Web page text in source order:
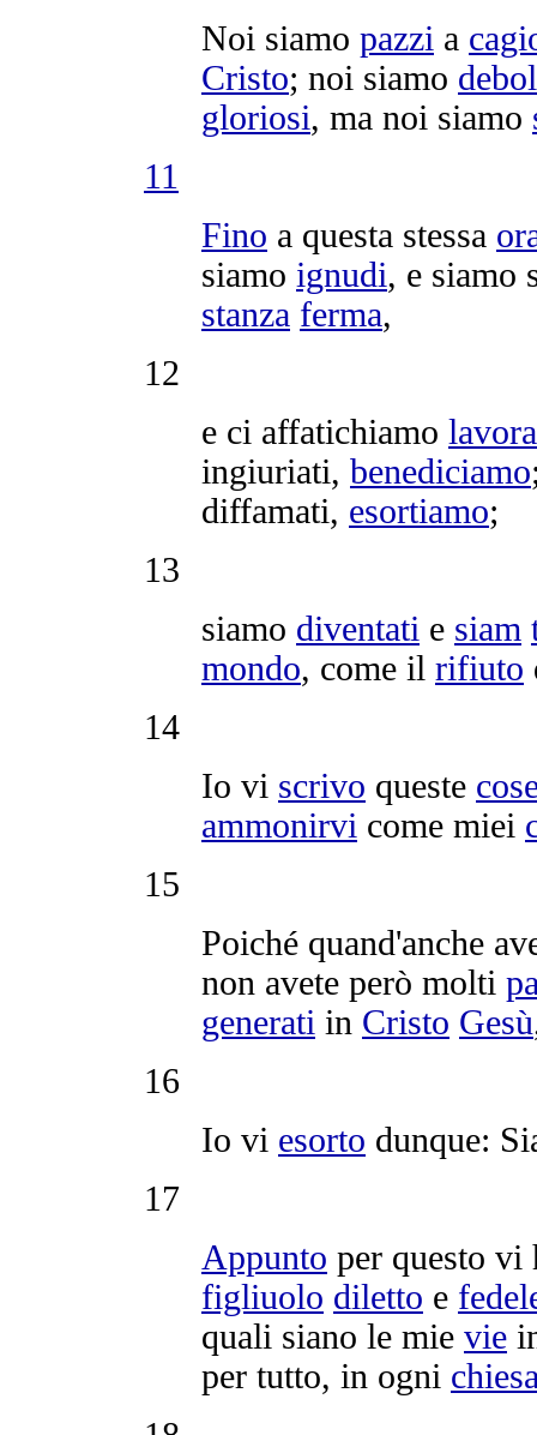
Noi siamo pazzi a
Cristo; noi siamo
gloriosi, ma noi siamo
11
Fino a questa stessa
siamo ignudi, e siamo
stanza ferma,
12
e ci affatichiamo
ingiuriati, benediciamo
diffamati, esortiamo;
13
siamo diventati e siam
mondo, come il rifiuto
14
Io vi scrivo queste
ammonirvi come miei
15
Poiché quand'anche
non avete però molti
generati in Cristo Gesù
16
Io vi esorto dunque:
17
Appunto per questo
figliuolo diletto e
quali siano le mie vie
per tutto, in ogni